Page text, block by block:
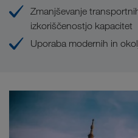
Zmanjševanje
izkoriščenostjo kapacitet
Uporaba modernih in